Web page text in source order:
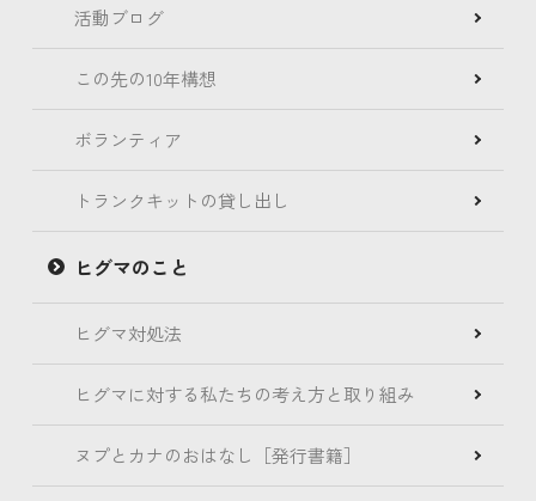
活動ブログ
この先の10年構想
ボランティア
トランクキットの貸し出し
ヒグマのこと
ヒグマ対処法
ヒグマに対する私たちの考え方と取り組み
ヌプとカナのおはなし［発行書籍］